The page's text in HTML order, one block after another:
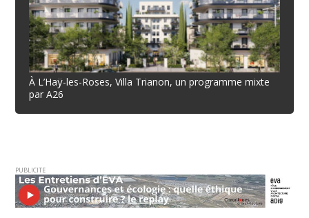
À L’Haÿ-les-Roses, Villa Trianon, un programme mixte
par A26
PUBLICITE